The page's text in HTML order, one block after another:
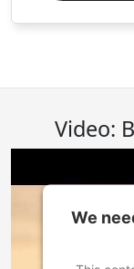
Video:
We